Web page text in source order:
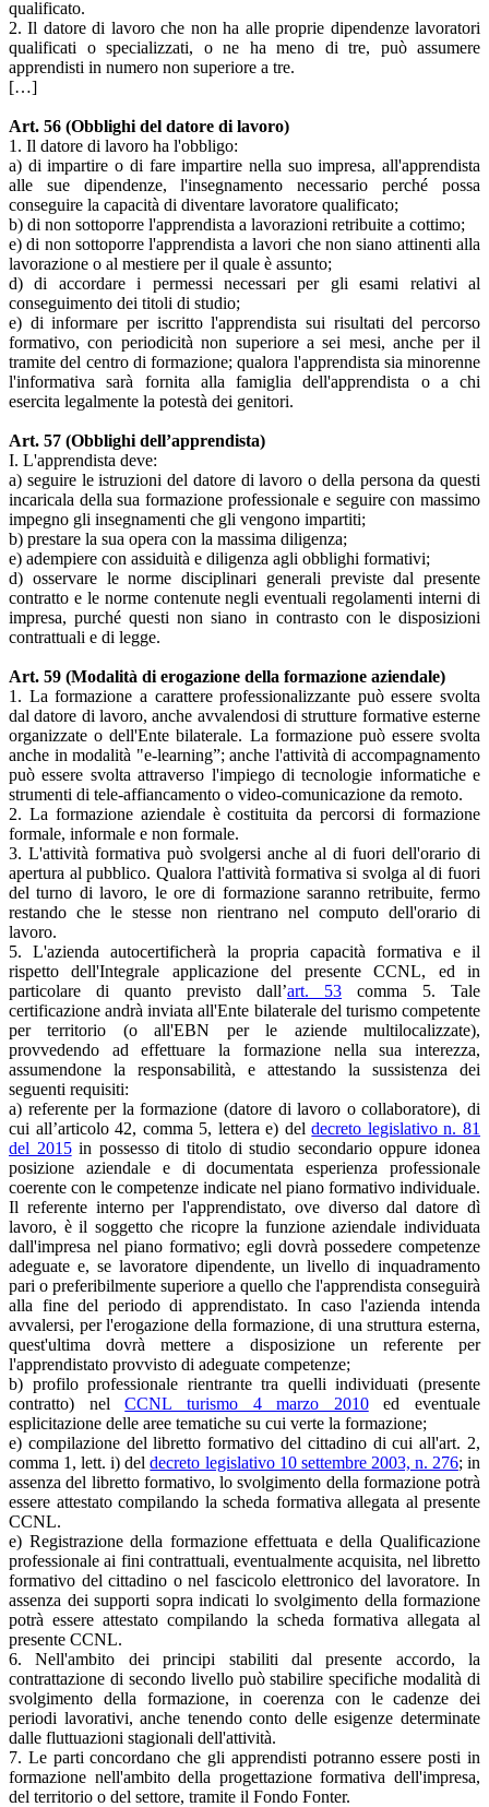
qualificato.
2. Il datore di lavoro che non ha alle proprie dipendenze lavoratori
qualificati o specializzati, o ne ha meno di tre, può assumere
apprendisti in numero non superiore a tre.
[…]
Art. 56 (Obblighi del datore di lavoro)
1. Il datore di lavoro ha l'obbligo:
a) di impartire o di fare impartire nella suo impresa, all'apprendista
alle sue dipendenze, l'insegnamento necessario perché possa
conseguire la capacità di diventare lavoratore qualificato;
b) di non sottoporre l'apprendista a lavorazioni retribuite a cottimo;
e) di non sottoporre l'apprendista a lavori che non siano attinenti alla
lavorazione o al mestiere per il quale è assunto;
d) di accordare i permessi necessari per gli esami relativi al
conseguimento dei titoli di studio;
e) di informare per iscritto l'apprendista sui risultati del percorso
formativo, con periodicità non superiore a sei mesi, anche per il
tramite del centro di formazione; qualora l'apprendista sia minorenne
l'informativa sarà fornita alla famiglia dell'apprendista o a chi
esercita legalmente la potestà dei genitori.
Art. 57 (Obblighi dell’apprendista)
I. L'apprendista deve:
a) seguire le istruzioni del datore di lavoro o della persona da questi
incaricala della sua formazione professionale e seguire con massimo
impegno gli insegnamenti che gli vengono impartiti;
b) prestare la sua opera con la massima diligenza;
e) adempiere con assiduità e diligenza agli obblighi formativi;
d) osservare le norme disciplinari generali previste dal presente
contratto e le norme contenute negli eventuali regolamenti interni di
impresa, purché questi non siano in contrasto con le disposizioni
contrattuali e di legge.
Art. 59 (Modalità di erogazione della formazione aziendale)
1. La formazione a carattere professionalizzante può essere svolta
dal datore di lavoro, anche avvalendosi di strutture formative esterne
organizzate o dell'Ente bilaterale. La formazione può essere svolta
anche in modalità "e-learning”; anche l'attività di accompagnamento
può essere svolta attraverso l'impiego di tecnologie informatiche e
strumenti di tele-affiancamento o video-comunicazione da remoto.
2. La formazione aziendale è costituita da percorsi di formazione
formale, informale e non formale.
3. L'attività formativa può svolgersi anche al di fuori dell'orario di
apertura al pubblico. Qualora l'attività formativa si svolga al di fuori
del turno di lavoro, le ore di formazione saranno retribuite, fermo
restando che le stesse non rientrano nel computo dell'orario di
lavoro.
5. L'azienda autocertificherà la propria capacità formativa e il
rispetto dell'Integrale applicazione del presente CCNL, ed in
particolare di quanto previsto dall’art. 53 comma 5. Tale
certificazione andrà inviata all'Ente bilaterale del turismo competente
per territorio (o all'EBN per le aziende multilocalizzate),
provvedendo ad effettuare la formazione nella sua interezza,
assumendone la responsabilità, e attestando la sussistenza dei
seguenti requisiti:
a) referente per la formazione (datore di lavoro o collaboratore), di
cui all’articolo 42, comma 5, lettera e) deldecreto legislativo n. 81
del 2015in possesso di titolo di studio secondario oppure idonea
posizione aziendale e di documentata esperienza professionale
coerente con le competenze indicate nel piano formativo individuale.
Il referente interno per l'apprendistato, ove diverso dal datore dì
lavoro, è il soggetto che ricopre la funzione aziendale individuata
dall'impresa nel piano formativo; egli dovrà possedere competenze
adeguate e, se lavoratore dipendente, un livello di inquadramento
pari o preferibilmente superiore a quello che l'apprendista conseguirà
alla fine del periodo di apprendistato. In caso l'azienda intenda
avvalersi, per l'erogazione della formazione, di una struttura esterna,
quest'ultima dovrà mettere a disposizione un referente per
l'apprendistato provvisto di adeguate competenze;
b) profilo professionale rientrante tra quelli individuati (presente
contratto) nelCCNL turismo 4 marzo 2010ed eventuale
esplicitazione delle aree tematiche su cui verte la formazione;
e) compilazione del libretto formativo del cittadino di cui all'art. 2,
comma 1, lett. i) deldecreto legislativo 10 settembre 2003, n. 276; in
assenza del libretto formativo, lo svolgimento della formazione potrà
essere attestato compilando la scheda formativa allegata al presente
CCNL.
e) Registrazione della formazione effettuata e della Qualificazione
professionale ai fini contrattuali, eventualmente acquisita, nel libretto
formativo del cittadino o nel fascicolo elettronico del lavoratore. In
assenza dei supporti sopra indicati lo svolgimento della formazione
potrà essere attestato compilando la scheda formativa allegata al
presente CCNL.
6. Nell'ambito dei principi stabiliti dal presente accordo, la
contrattazione di secondo livello può stabilire specifiche modalità di
svolgimento della formazione, in coerenza con le cadenze dei
periodi lavorativi, anche tenendo conto delle esigenze determinate
dalle fluttuazioni stagionali dell'attività.
7. Le parti concordano che gli apprendisti potranno essere posti in
formazione nell'ambito della progettazione formativa dell'impresa,
del territorio o del settore, tramite il Fondo Fonter.